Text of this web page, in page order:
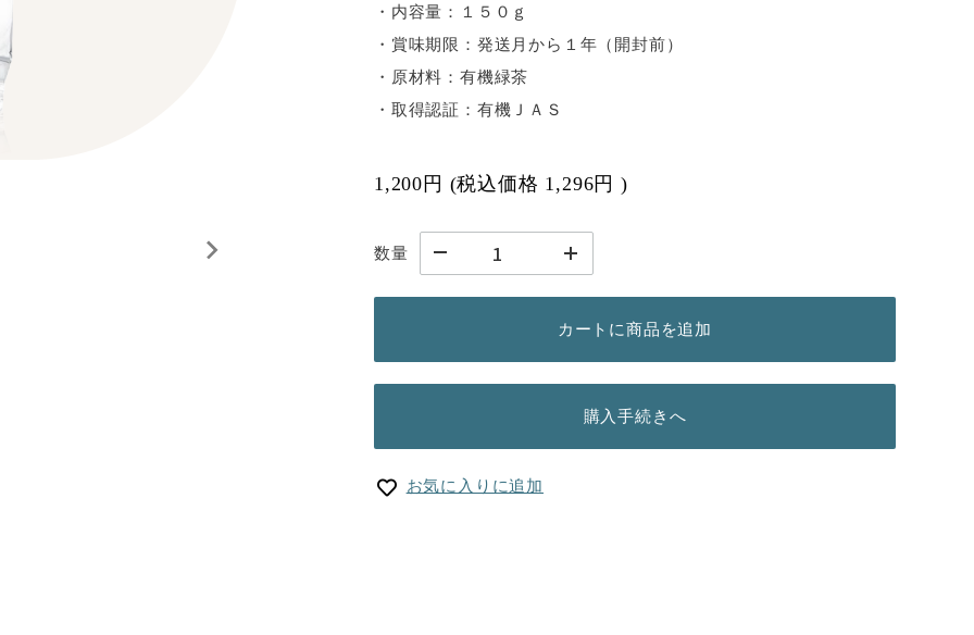
・内容量：１５０ｇ
・賞味期限：発送月から１年（開封前）
・原材料：有機緑茶
・取得認証：有機ＪＡＳ
1,200円 (税込価格 1,296円 )
数量
カートに商品を追加
購入手続きへ
お気に入りに追加